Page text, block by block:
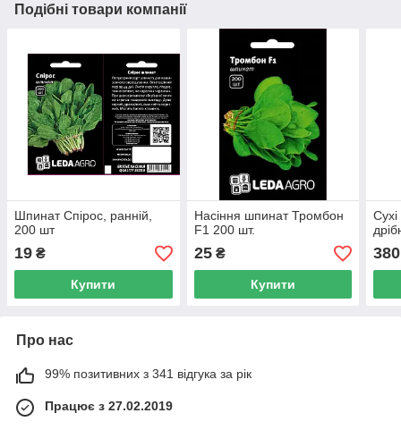
Подібні товари компанії
Шпинат Спірос, ранній,
200 шт
19 ₴
Купити
Насіння шпинат Тромбон
F1 200 шт.
25₴
Купити
380
Про нас
99% позитивних з 341 відгука за рік
Працює з 27.02.2019